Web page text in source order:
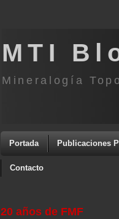
MTI
Mineralogía
Portada Publicaciones
Contacto
20 años de FMF